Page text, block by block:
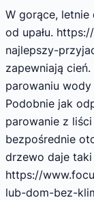
W gorące,
od upału.
najlepszy-
zapewniają
parowaniu
Podobnie jak
parowanie z
bezpośrednie
drzewo daje
https://
lub-dom-bez-